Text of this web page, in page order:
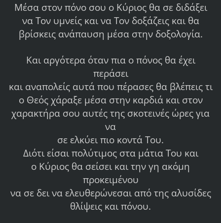
Μέσα στον πόνο σου ο Κύριος θα σε διδάξει
να Τον υμνείς και να Τον δοξάζεις και θα
βρίσκεις ανάπαυση μέσα στην δοξολογία.
Και αργότερα όταν πια ο πόνος θα έχει
περάσει
και αναπολείς αυτά που πέρασες θα βλέπεις τι
ο Θεός χάραξε μέσα στην καρδιά και στον
χαρακτήρα σου αυτές της σκοτεινές ώρες για
να
σε ελκύει πιο κοντά Του.
Διότι είσαι πολύτιμος στα μάτια Του και
ο Κύριος θα σείσει και την γη ακόμη
προκειμένου
να σε δει να ελευθερώνεσαι από της αλυσίδες
θλίψεις και πόνου.